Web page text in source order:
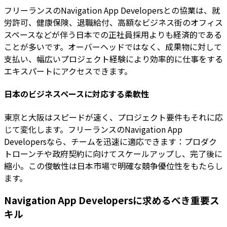
フリーランスのNavigation App Developersとの協業は、就
労許可、健康保険、退職給付、高額なビジネス街のオフィス
スペースなどが伴う日本での正社員採用よりも経済的である
ことが多いです。オーバーヘッドではなく、成果物に対して
支払い、幅広いプロジェクト経験により効率的に仕事をする
エキスパートにアクセスできます。
日本のビジネスペースに対応する柔軟性
東京と大阪はスピードが速く、プロジェクト要件もそれに応
じて変化します。フリーランスのNavigation App
Developersなら、チームを迅速に適応できます：プロダク
トローンチや政府契約に向けてスケールアップし、完了後に
縮小。この俊敏性は日本市場で明確な競争優位性をもたらし
ます。
Navigation App Developersに求めるべき重要ス
キル